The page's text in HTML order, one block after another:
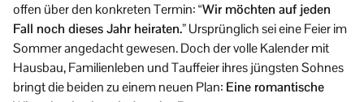
offen über den konkreten Termin:“Wir möchten auf jeden
Fall noch dieses Jahr heiraten.”Ursprünglich sei eine Feier im
Sommer angedacht gewesen. Doch der volle Kalender mit
Hausbau, Familienleben und Tauffeier ihres jüngsten Sohnes
bringt die beiden zu einem neuen Plan: Eine romantische